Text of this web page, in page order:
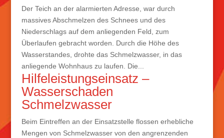
Der Teich an der alarmierten Adresse, war durch
massives Abschmelzen des Schnees und des
Niederschlags auf dem anliegenden Feld, zum
Überlaufen gebracht worden. Durch die Höhe des
Wasserstandes, drohte das Schmelzwasser, in das
anliegende Wohnhaus zu laufen. Die...
Hilfeleistungseinsatz –
Wasserschaden
Schmelzwasser
Beim Eintreffen an der Einsatzstelle flossen erhebliche
Mengen von Schmelzwasser von den angrenzenden